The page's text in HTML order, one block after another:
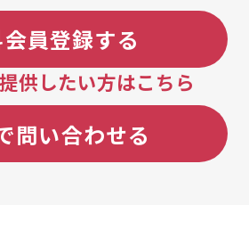
員登録する
供したい方はこちら
問い合わせる